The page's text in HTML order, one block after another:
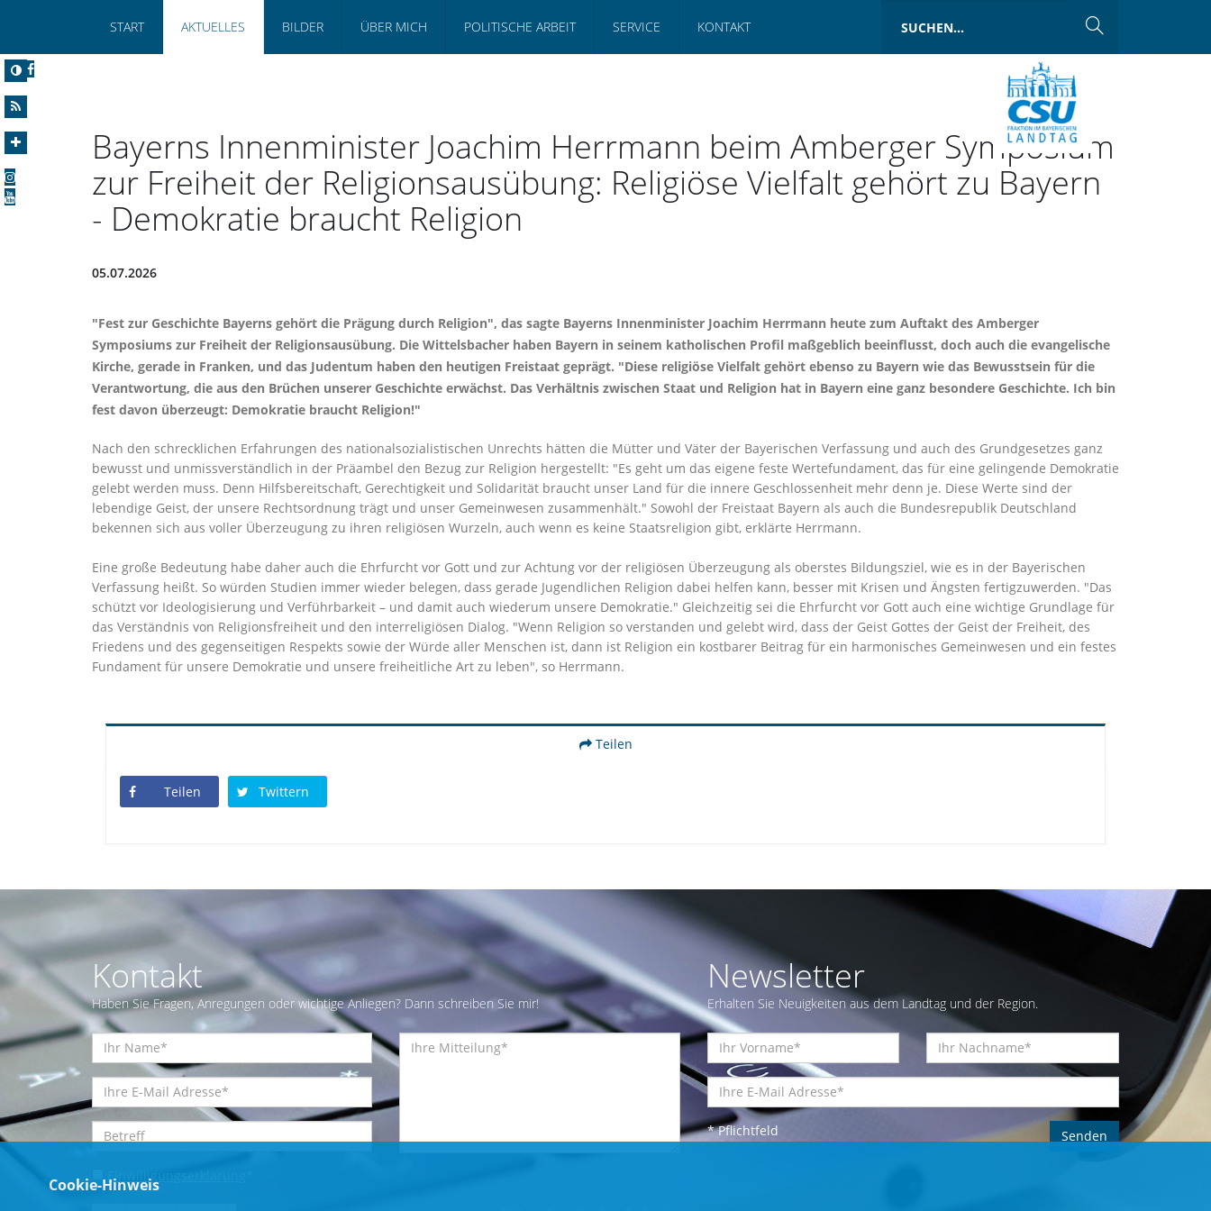
START AKTUELLES BILDER ÜBER MICH POLITISCHE ARBEIT SERVICE KONTAKT
Bayerns Innenminister Joachim Herrmann beim Amberger Symposium
zur Freiheit der Religionsausübung: Religiöse Vielfalt gehört zu Bayern
- Demokratie braucht Religion
05.07.2026
"Fest zur Geschichte Bayerns gehört die Prägung durch Religion", das sagte Bayerns Innenminister Joachim Herrmann heute zum Auftakt des Amberger
Symposiums zur Freiheit der Religionsausübung. Die Wittelsbacher haben Bayern in seinem katholischen Profil maßgeblich beeinflusst, doch auch die evangelische
Kirche, gerade in Franken, und das Judentum haben den heutigen Freistaat geprägt. "Diese religiöse Vielfalt gehört ebenso zu Bayern wie das Bewusstsein für die
Verantwortung, die aus den Brüchen unserer Geschichte erwächst. Das Verhältnis zwischen Staat und Religion hat in Bayern eine ganz besondere Geschichte. Ich bin
fest davon überzeugt: Demokratie braucht Religion!"
Nach den schrecklichen Erfahrungen des nationalsozialistischen Unrechts hätten die Mütter und Väter der Bayerischen Verfassung und auch des Grundgesetzes ganz
bewusst und unmissverständlich in der Präambel den Bezug zur Religion hergestellt: "Es geht um das eigene feste Wertefundament, das für eine gelingende Demokratie
gelebt werden muss. Denn Hilfsbereitschaft, Gerechtigkeit und Solidarität braucht unser Land für die innere Geschlossenheit mehr denn je. Diese Werte sind der
lebendige Geist, der unsere Rechtsordnung trägt und unser Gemeinwesen zusammenhält." Sowohl der Freistaat Bayern als auch die Bundesrepublik Deutschland
bekennen sich aus voller Überzeugung zu ihren religiösen Wurzeln, auch wenn es keine Staatsreligion gibt, erklärte Herrmann.
Eine große Bedeutung habe daher auch die Ehrfurcht vor Gott und zur Achtung vor der religiösen Überzeugung als oberstes Bildungsziel, wie es in der Bayerischen
Verfassung heißt. So würden Studien immer wieder belegen, dass gerade Jugendlichen Religion dabei helfen kann, besser mit Krisen und Ängsten fertigzuwerden. "Das
schützt vor Ideologisierung und Verführbarkeit – und damit auch wiederum unsere Demokratie." Gleichzeitig sei die Ehrfurcht vor Gott auch eine wichtige Grundlage für
das Verständnis von Religionsfreiheit und den interreligiösen Dialog. "Wenn Religion so verstanden und gelebt wird, dass der Geist Gottes der Geist der Freiheit, des
Friedens und des gegenseitigen Respekts sowie der Würde aller Menschen ist, dann ist Religion ein kostbarer Beitrag für ein harmonisches Gemeinwesen und ein festes
Fundament für unsere Demokratie und unsere freiheitliche Art zu leben", so Herrmann.
Teilen
Teilen Twittern
Kontakt
Haben Sie Fragen, Anregungen oder wichtige Anliegen? Dann schreiben Sie mir!
Einwilligungserklärung
Newsletter
Erhalten Sie Neuigkeiten aus dem Landtag und der Region.
* Pflichtfeld
Cookie-Hinweis